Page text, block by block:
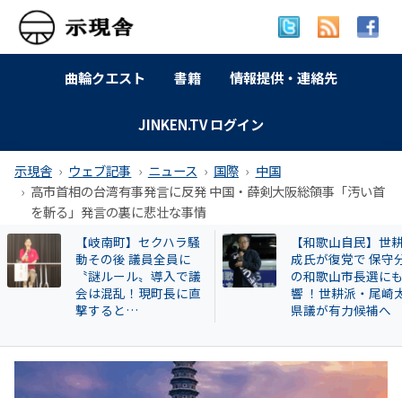
曲輪クエスト 書籍 情報提供・連絡先
JINKEN.TV ログイン
示現舎 ウェブ記事 ニュース 国際
中国
高市首相の台湾有事発言に反発 中国・薛剣大阪総領事「汚い首
を斬る」発言の裏に悲壮な事情
【和歌山自民】世耕弘
成氏が復党で 保守分裂
の和歌山市長選にも影
響 ！世耕派・尾崎太郎
県議が有力候補へ
特別企画 解放同盟
政等が 過去に公開
部落・同和地区リ